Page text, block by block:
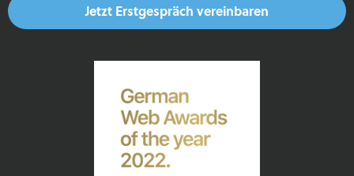
Jetzt Erstgespräch vereinbaren